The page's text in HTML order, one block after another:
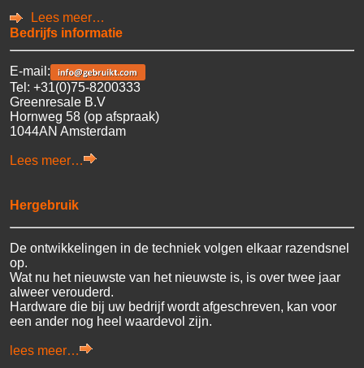
Lees meer…
Bedrijfs informatie
E-mail:
Tel: +31(0)75-8200333
Greenresale B.V
Hornweg 58 (op afspraak)
1044AN Amsterdam
Lees meer…
Hergebruik
De ontwikkelingen in de techniek volgen elkaar razendsnel
op.
Wat nu het nieuwste van het nieuwste is, is over twee jaar
alweer verouderd.
Hardware die bij uw bedrijf wordt afgeschreven, kan voor
een ander nog heel waardevol zijn.
lees meer…